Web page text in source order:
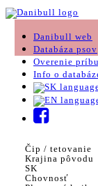
Danibull web
Databáza psov
Overenie
Info o
Čip / tetovanie
Krajina pôvodu
SK
Chovnosť